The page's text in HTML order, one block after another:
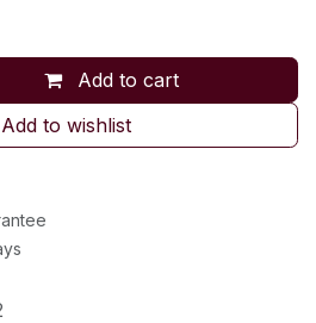
Add to cart
Add to wishlist